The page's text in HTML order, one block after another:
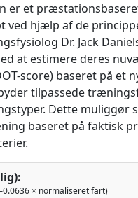
er et
ved hjælp af de
Dr. Jack
at estimere deres
score) baseret på et
tilpassede
Dette muliggør
baseret på faktisk
× normaliseret fart)